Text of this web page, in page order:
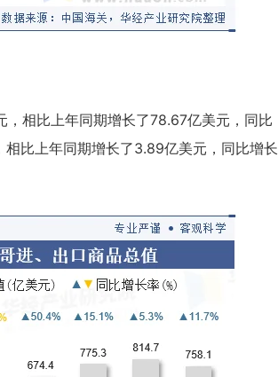
相比上年同期增长了78.67亿美元，同比
相比上年同期增长了3.89亿美元，同比增长